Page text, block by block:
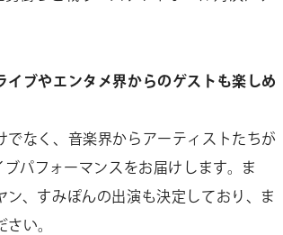
ブやエンタメ界からのゲストも楽しめ
でなく、音楽界からアーティストたちが
ブパフォーマンスをお届けします。ま
、すみぽんの出演も決定しており、ま
い。